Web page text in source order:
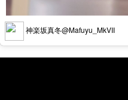
神楽坂真冬@Mafuyu_MkVII